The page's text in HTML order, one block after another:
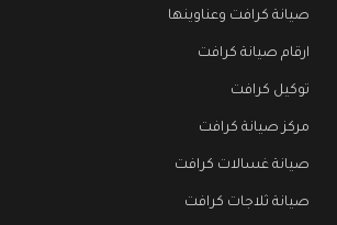
صيانة كرافت وعناوينها
ارقام صيانة كرافت
توكيل كرافت
مركز صيانة كرافت
صيانة غسالات كرافت
صيانة ثلاجات كرافت